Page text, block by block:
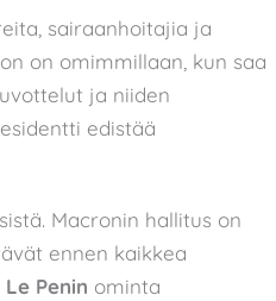
sairaanhoitajia ja
on omimmillaan, kun saa
ja niiden
edistää
Macronin hallitus on
ennen kaikkea
Penin ominta